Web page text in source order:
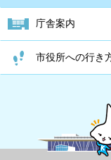
庁舎案内
市役所への行き